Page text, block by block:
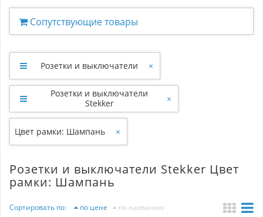
Сопутствующие товары
Розетки и выключатели ×
Розетки и выключатели
Stekker
×
Цвет рамки: Шампань ×
Розетки и выключатели Stekker Цвет
рамки: Шампань
Сортировать по: по цене по названию